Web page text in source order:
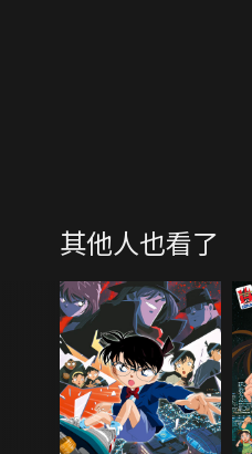
其他人也看了